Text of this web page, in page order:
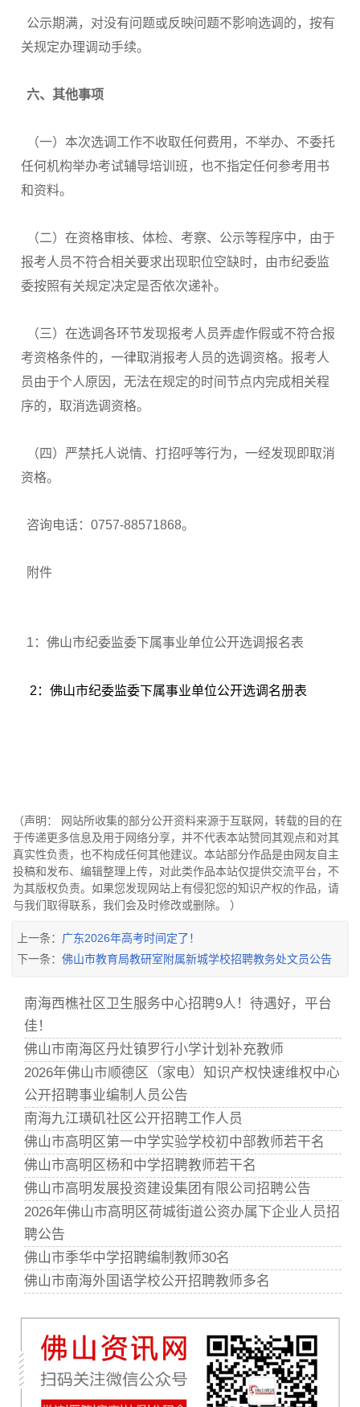
公示期满，对没有问题或反映问题不影响选调的，按有
关规定办理调动手续。
六、 其他事项
（一）本次选调工作不收取任何费用，不举办、不委托
任何机构举办考试辅导培训班，也不指定任何参考用书
和资料。
（二）在资格审核、体检、考察、公示等程序中，由于
报考人员不符合相关要求出现职位空缺时，由市纪委监
委按照有关规定决定是否依次递补。
（三）在选调各环节发现报考人员弄虚作假或不符合报
考资格条件的，一律取消报考人员的选调资格。报考人
员由于个人原因，无法在规定的时间节点内完成相关程
序的，取消选调资格。
（四）严禁托人说情、打招呼等行为，一经发现即取消
资格。
咨询电话：0757-88571868。
附件
1：佛山市纪委监委下属事业单位公开选调报名表
2：佛山市纪委监委下属事业单位公开选调名册表
（声明： 网站所收集的部分公开资料来源于互联网，转载的目的在
于传递更多信息及用于网络分享，并不代表本站赞同其观点和对其
真实性负责，也不构成任何其他建议。本站部分作品是由网友自主
投稿和发布、编辑整理上传，对此类作品本站仅提供交流平台，不
为其版权负责。如果您发现网站上有侵犯您的知识产权的作品，请
与我们取得联系，我们会及时修改或删除。 ）
上一条： 广东2026年高考时间定了！
下一条： 佛山市教育局教研室附属新城学校招聘教务处文员公告
南海西樵社区卫生服务中心招聘9人！待遇好，平台
佳！
佛山市南海区丹灶镇罗行小学计划补充教师
2026年佛山市顺德区（家电）知识产权快速维权中心
公开招聘事业编制人员公告
南海九江璜矶社区公开招聘工作人员
佛山市高明区第一中学实验学校初中部教师若干名
佛山市高明区杨和中学招聘教师若干名
佛山市高明发展投资建设集团有限公司招聘公告
2026年佛山市高明区荷城街道公资办属下企业人员招
聘公告
佛山市季华中学招聘编制教师30名
佛山市南海外国语学校公开招聘教师多名